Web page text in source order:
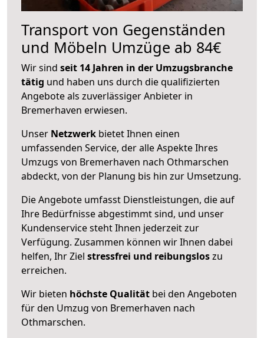
Transport von Gegenständen
und Möbeln Umzüge ab 84€
Wir sind seit 14 Jahren in der Umzugsbranche
tätig und haben uns durch die qualifizierten
Angebote als zuverlässiger Anbieter in
Bremerhaven erwiesen.
Unser Netzwerk bietet Ihnen einen
umfassenden Service, der alle Aspekte Ihres
Umzugs von Bremerhaven nach Othmarschen
abdeckt, von der Planung bis hin zur Umsetzung.
Die Angebote umfasst Dienstleistungen, die auf
Ihre Bedürfnisse abgestimmt sind, und unser
Kundenservice steht Ihnen jederzeit zur
Verfügung. Zusammen können wir Ihnen dabei
helfen, Ihr Ziel stressfrei und reibungsloszu
erreichen.
Wir bieten höchste Qualität bei den Angeboten
für den Umzug von Bremerhaven nach
Othmarschen.